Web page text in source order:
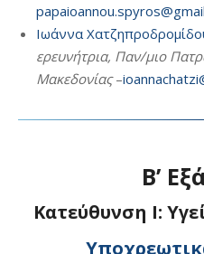
Ιωάννα
ερευνήτρια, Παν/μιο
Μακεδονίας–
B’
Κατεύθυνση Ι: